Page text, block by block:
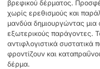
βρεφικού δέρματος.
χωρίς ερεθισμούς και
μανδύα δημιουργώντας
εξωτερικούς παράγοντες.
αντιφλογιστικά συστατικά
φροντίζουν και
δέρμα.